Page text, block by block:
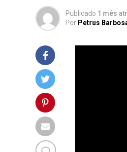
Publicado 1 mês
Por Petrus